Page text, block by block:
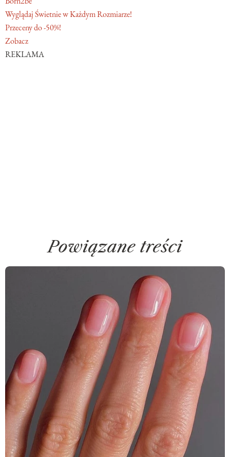
Wyglądaj Świetnie w Każdym Rozmiarze!
Przeceny do -50%!
Zobacz
REKLAMA
Powiązane treści